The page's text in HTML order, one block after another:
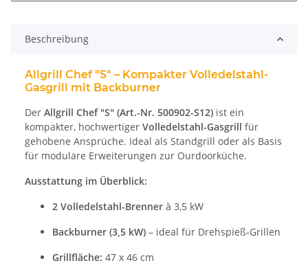
Beschreibung
Allgrill Chef "S" – Kompakter Volledelstahl-
Gasgrill mit Backburner
Der Allgrill Chef "S" (Art.-Nr. 500902-S12) ist ein
kompakter, hochwertiger Volledelstahl-Gasgrill für
gehobene Ansprüche. Ideal als Standgrill oder als Basis
für modulare Erweiterungen zur Ourdoorküche.
Ausstattung im Überblick:
2 Volledelstahl-Brenner à 3,5 kW
Backburner (3,5 kW) – ideal für Drehspieß-Grillen
Grillfläche: 47 x 46 cm